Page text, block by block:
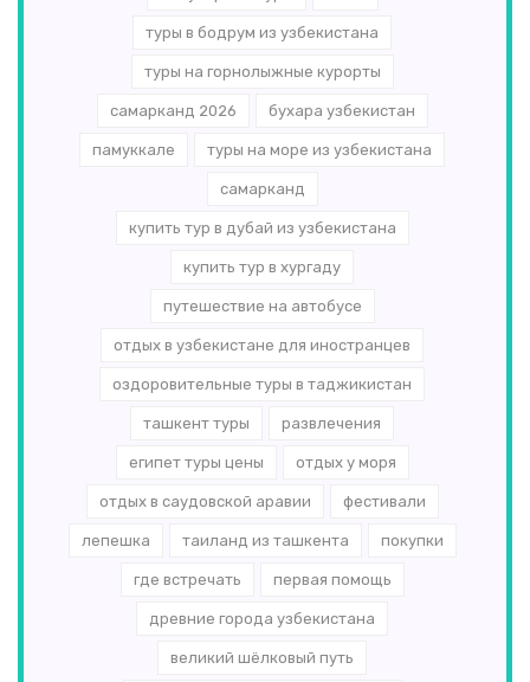
туры в бодрум из узбекистана
туры на горнолыжные курорты
самарканд 2026 бухара узбекистан
памуккале туры на море из узбекистана
самарканд
купить тур в дубай из узбекистана
купить тур в хургаду
путешествие на автобусе
отдых в узбекистане для иностранцев
оздоровительные туры в таджикистан
ташкент туры развлечения
египет туры цены отдых у моря
отдых в саудовской аравии фестивали
лепешка таиланд из ташкента покупки
где встречать первая помощь
древние города узбекистана
великий шёлковый путь